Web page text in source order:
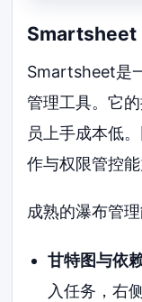
Smartsheet
Smartsheet是
管理工具。它
员上手成本低
作与权限管控能
成熟的瀑布管
甘特图与依
入任务，右